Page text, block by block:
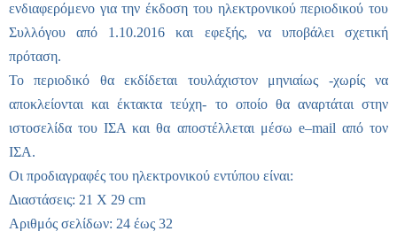
ενδιαφερόμενο για την έκδοση του ηλεκτρονικού περιοδικού του
Συλλόγου από 1.10.2016 και εφεξής, να υποβάλει σχετική
πρόταση.
Το περιοδικό θα εκδίδεται τουλάχιστον μηνιαίως -χωρίς να
αποκλείονται και έκτακτα τεύχη- το οποίο θα αναρτάται στην
ιστοσελίδα του ΙΣΑ και θα αποστέλλεται μέσω e–mail από τον
ΙΣΑ.
Οι προδιαγραφές του ηλεκτρονικού εντύπου είναι:
Διαστάσεις: 21 X 29 cm
Αριθμός σελίδων: 24 έως 32